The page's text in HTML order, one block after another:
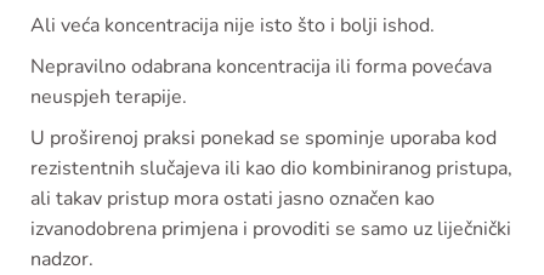
Ali veća koncentracija nije isto što i bolji ishod.
Nepravilno odabrana koncentracija ili forma povećava
neuspjeh terapije.
U proširenoj praksi ponekad se spominje uporaba kod
rezistentnih slučajeva ili kao dio kombiniranog pristupa,
ali takav pristup mora ostati jasno označen kao
izvanodobrena primjena i provoditi se samo uz liječnički
nadzor.